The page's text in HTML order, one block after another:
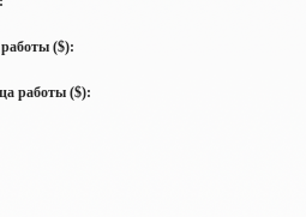
($):
работы ($):